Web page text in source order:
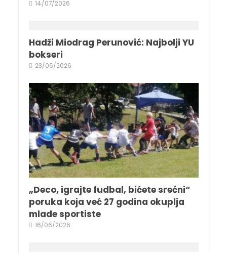
14/07/2026
Hadži Miodrag Perunović: Najbolji YU
bokseri
23/06/2026
„Deco, igrajte fudbal, bićete srećni“
poruka koja već 27 godina okuplja
mlade sportiste
16/06/2026